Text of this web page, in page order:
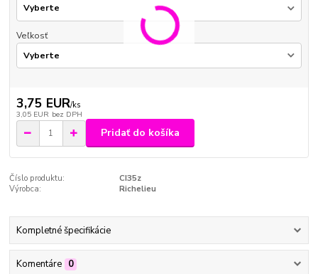
Veľkosť
3,75 EUR/ks
3,05 EUR bez DPH
Pridať do košíka
Číslo produktu:
CI35z
Výrobca:
Richelieu
Kompletné špecifikácie
Komentáre 0